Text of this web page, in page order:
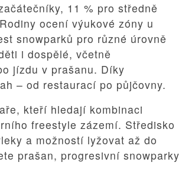
11 % pro středně
ocení výukové zóny u
snowparků pro různé úrovně
i dospělé, včetně
jízdu v prašanu. Díky
– od restaurací po půjčovny.
kteří hledají kombinaci
freestyle zázemí. Středisko
a možností lyžovat až do
prašan, progresivní snowparky